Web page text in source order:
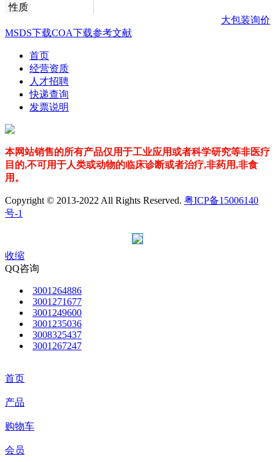
性质
大包装询价
MSDS下载COA下载参考文献
首页
经营资质
人才招聘
快递查询
发票说明
本网站销售的所有产品仅用于工业应用或者科学研究等非医疗
目的,不可用于人类或动物的临床诊断或者治疗,非药用,非食
用。
Copyright © 2013-2022 All Rights Reserved. 粤ICP备15006140
号-1
收缩
QQ咨询
3001264886
3001271677
3001249600
3001235036
3008325437
3001267247
首页
产品
购物车
会员